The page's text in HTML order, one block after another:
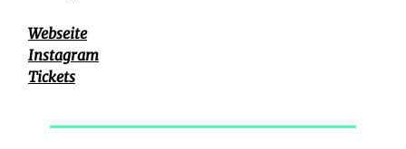
Webseite
Instagram
Tickets